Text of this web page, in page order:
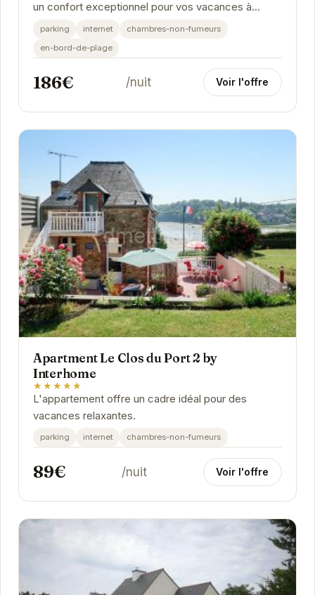
un confort exceptionnel pour vos vacances à
Saint-Cast-le-Guildo. Ses quatre chambres
parking internet
chambres-non-fumeurs
en-bord-de-plage
186€ /nuit Voir l'offre
Apartment Le Clos du Port 2 by
Interhome
★★★★★
L'appartement offre un cadre idéal pour des
vacances relaxantes.
parking internet chambres-non-fumeurs
89€ /nuit Voir l'offre